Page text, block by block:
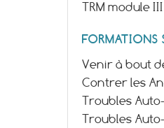
TRM module
Venir à bout
Contrer les
Troubles
Troubles